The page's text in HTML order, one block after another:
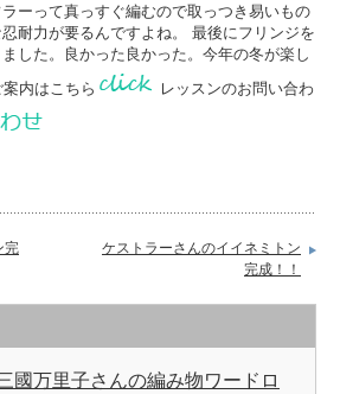
ーって真っすぐ編むので取っつき易いもの
耐力が要るんですよね。 最後にフリンジを
した。良かった良かった。今年の冬が楽し
内はこちら
レッスンのお問い合わ
完
ケストラーさんのイイネミトン
完成！！
國万里子さんの編み物ワードロ